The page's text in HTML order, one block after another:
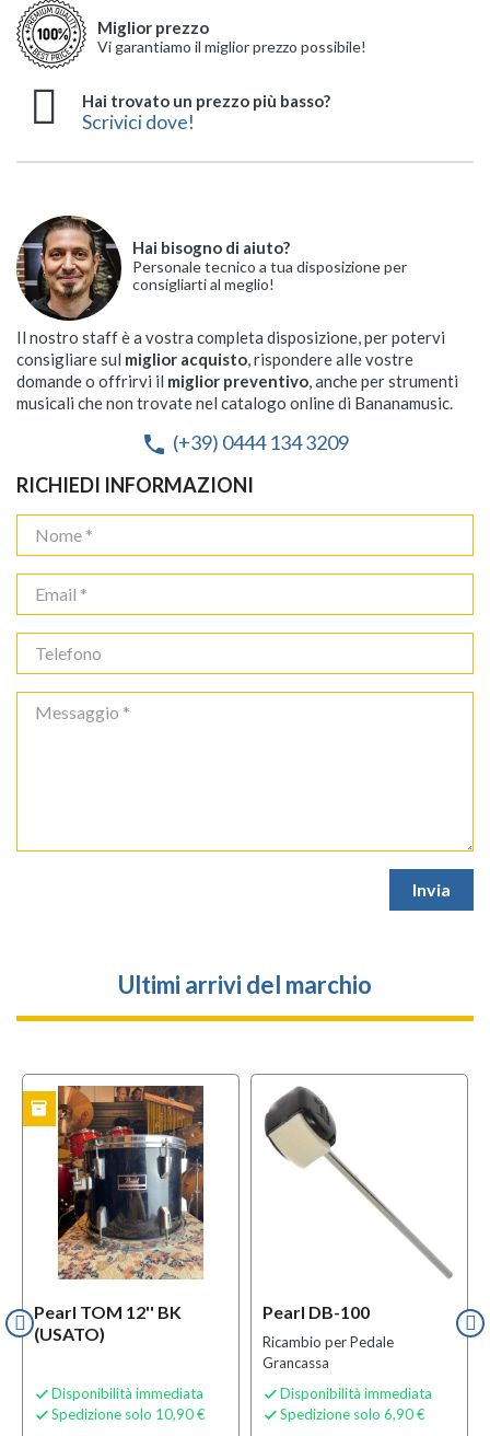
Miglior prezzo
Vi garantiamo il miglior prezzo possibile!
Hai trovato un prezzo più basso?
Scrivici dove!
Hai bisogno di aiuto?
Personale tecnico a tua disposizione per
consigliarti al meglio!
Il nostro staff è a vostra completa disposizione, per potervi
consigliare sul miglior acquisto, rispondere alle vostre
domande o offrirvi il miglior preventivo, anche per strumenti
musicali che non trovate nel catalogo online di Bananamusic.
phone (+39) 0444 134 3209
RICHIEDI INFORMAZIONI
Ultimi arrivi del marchio
Pearl TOM 12'' BK
(USATO)
 Disponibilità immediata
 Spedizione solo 10,90 €
inventory
Pearl DB-100
Ricambio per Pedale
Grancassa
 Disponibilità immediata
 Spedizione solo 6,90 €